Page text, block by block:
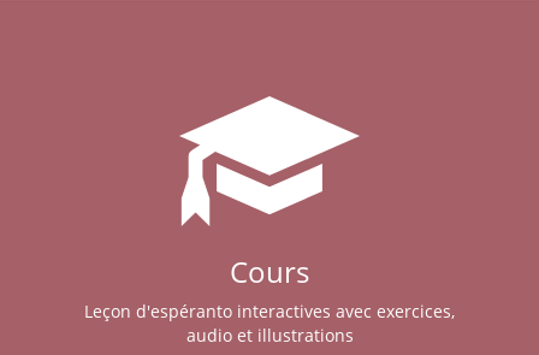
Cours
Leçon d'espéranto interactives avec exercices,
audio et illustrations